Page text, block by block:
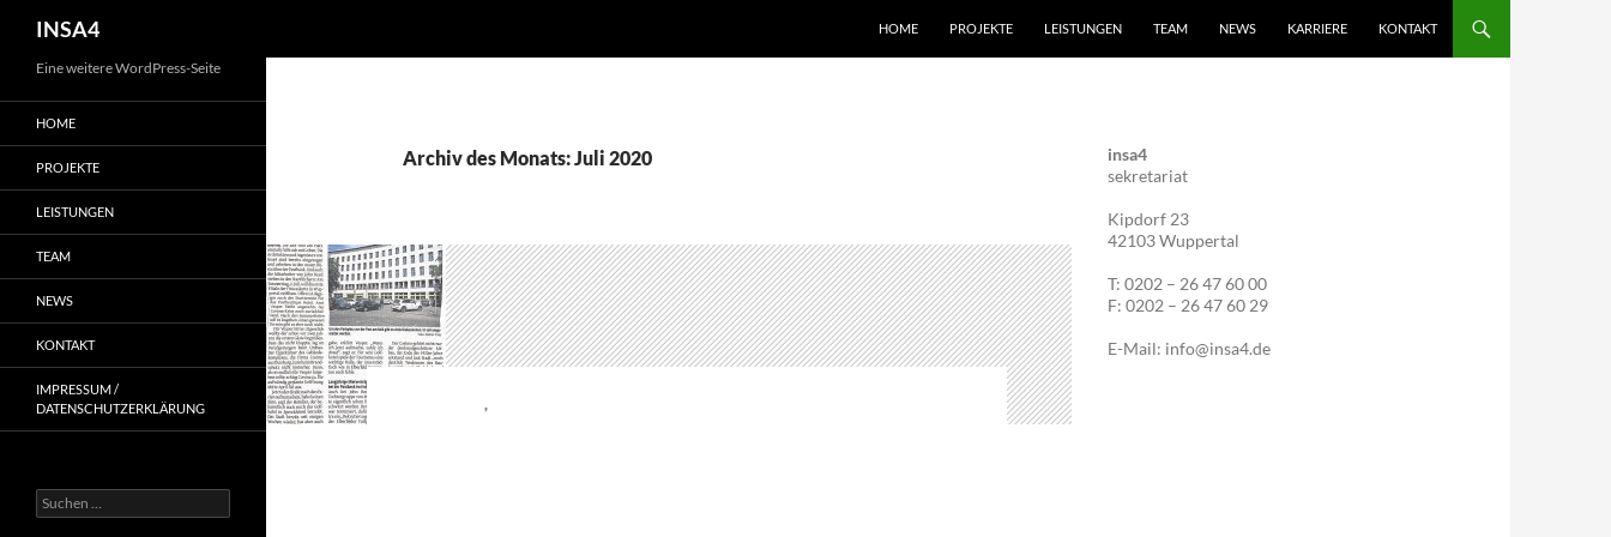
INSA4 HOME PROJEKTE LEISTUNGEN TEAM NEWS KARRIERE KONTAKT
Archiv des Monats: Juli 2020
,
insa4
sekretariat
Kipdorf 23
42103 Wuppertal
T: 0202 – 26 47 60 00
F: 0202 – 26 47 60 29
E-Mail: info@insa4.de
Eine weitere WordPress-Seite
HOME
PROJEKTE
LEISTUNGEN
TEAM
NEWS
KONTAKT
IMPRESSUM /
DATENSCHUTZERKLÄRUNG